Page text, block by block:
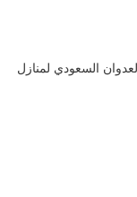
السعودي لمنازل